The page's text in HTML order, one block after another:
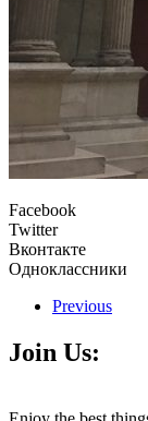
Facebook
Twitter
Вконтакте
Одноклассники
Previous
Join Us: